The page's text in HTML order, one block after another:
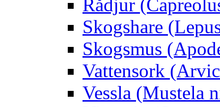
Rådjur
Skogshare
Skogsmus
Vattensork
Vessla (Mustela